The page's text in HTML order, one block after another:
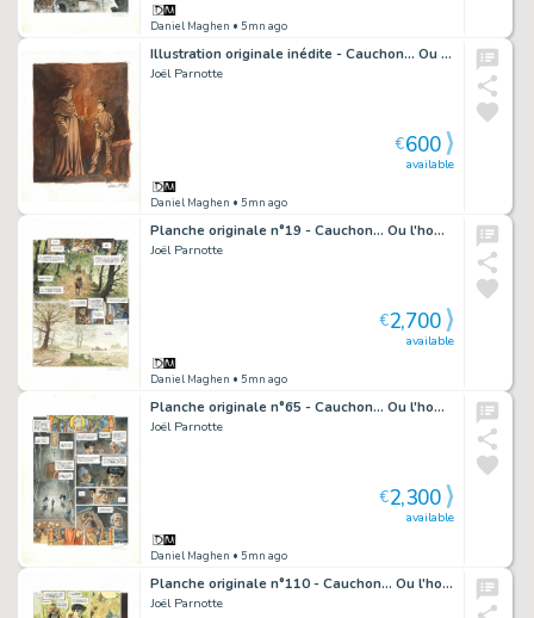
Daniel Maghen • 5mn ago
Illustration originale inédite - Cauchon... Ou l'homme qui tua Jeanne d'Arc
Joël Parnotte
Daniel Maghen • 5mn ago
available
€600
Planche originale n°19 - Cauchon... Ou l'homme qui tua Jeanne d'Arc
Joël Parnotte
Daniel Maghen • 5mn ago
available
€2,700
Planche originale n°65 - Cauchon... Ou l'homme qui tua Jeanne d'Arc
Joël Parnotte
Daniel Maghen • 5mn ago
available
€2,300
Planche originale n°110 - Cauchon... Ou l'homme qui tua Jeanne d'Arc
Joël Parnotte